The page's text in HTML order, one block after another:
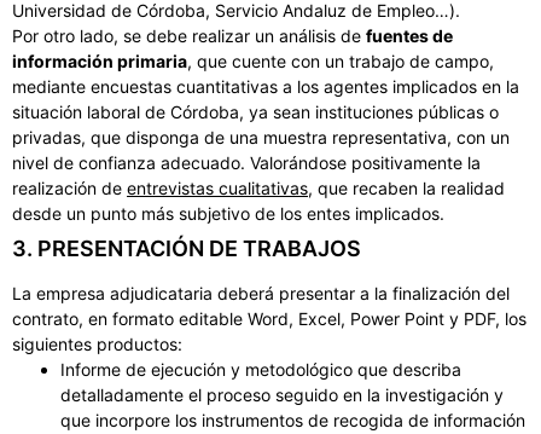
Universidad de Córdoba, Servicio Andaluz de Empleo…).
Por otro lado, se debe realizar un análisis de fuentes de
información primaria, que cuente con un trabajo de campo,
mediante encuestas cuantitativas a los agentes implicados en la
situación laboral de Córdoba, ya sean instituciones públicas o
privadas, que disponga de una muestra representativa, con un
nivel de confianza adecuado. Valorándose positivamente la
realización de entrevistas cualitativas, que recaben la realidad
desde un punto más subjetivo de los entes implicados.
3. PRESENTACIÓN DE TRABAJOS
La empresa adjudicataria deberá presentar a la finalización del
contrato, en formato editable Word, Excel, Power Point y PDF, los
siguientes productos:
Informe de ejecución y metodológico que describa
detalladamente el proceso seguido en la investigación y
que incorpore los instrumentos de recogida de información